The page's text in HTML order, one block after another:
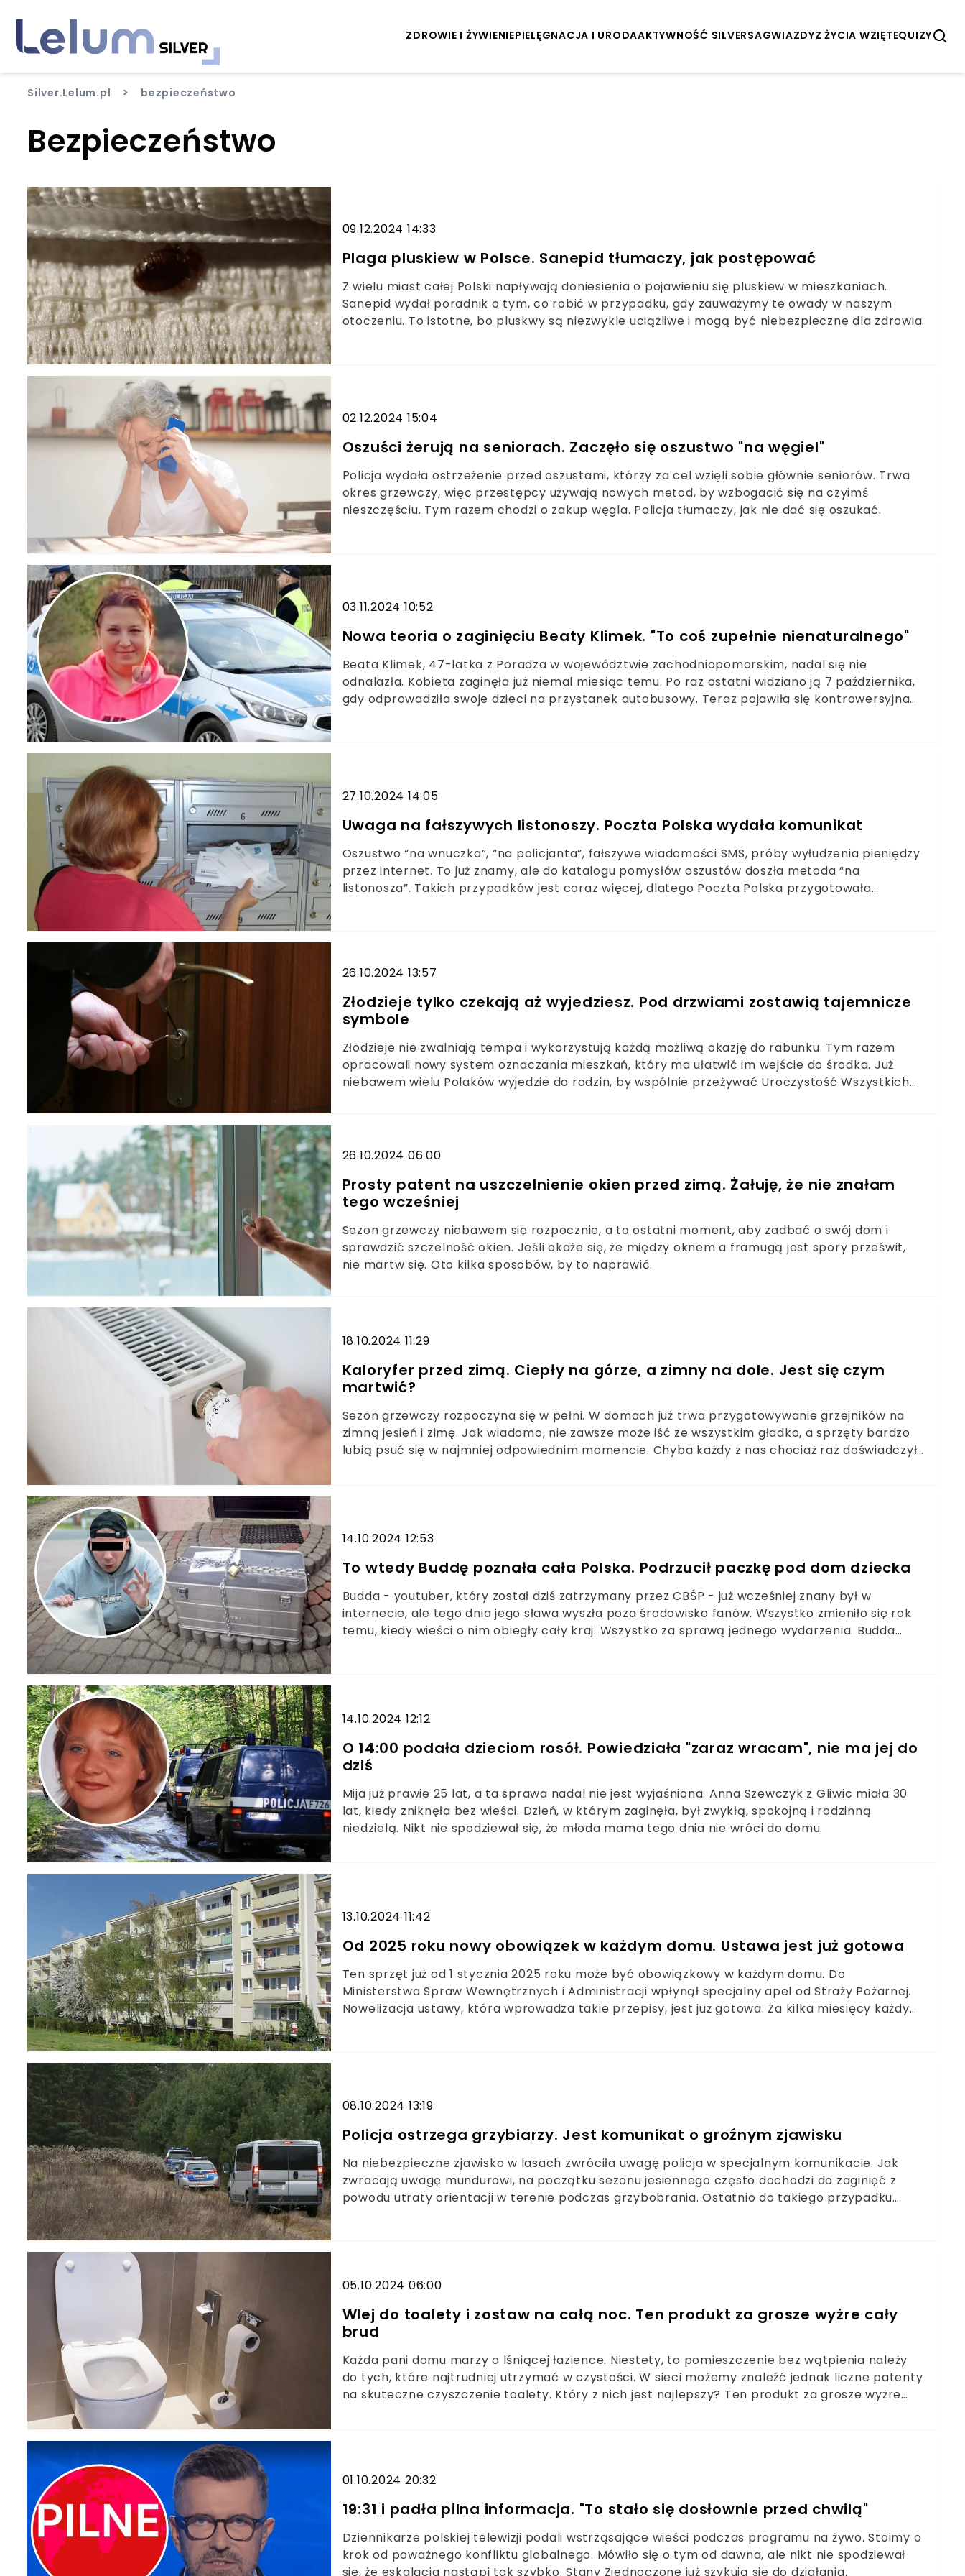
ZDROWIE I ŻYWIENIEPIELĘGNACJA I URODAAKTYWNOŚĆ SILVERSAGWIAZDYZ ŻYCIA WZIĘTEQUIZY
Silver.Lelum.pl > bezpieczeństwo
Bezpieczeństwo
09.12.2024 14:33
Plaga pluskiew w Polsce. Sanepid tłumaczy, jak postępować
Z wielu miast całej Polski napływają doniesienia o pojawieniu się pluskiew w mieszkaniach.
Sanepid wydał poradnik o tym, co robić w przypadku, gdy zauważymy te owady w naszym
otoczeniu. To istotne, bo pluskwy są niezwykle uciążliwe i mogą być niebezpieczne dla zdrowia.
02.12.2024 15:04
Oszuści żerują na seniorach. Zaczęło się oszustwo "na węgiel"
Policja wydała ostrzeżenie przed oszustami, którzy za cel wzięli sobie głównie seniorów. Trwa
okres grzewczy, więc przestępcy używają nowych metod, by wzbogacić się na czyimś
nieszczęściu. Tym razem chodzi o zakup węgla. Policja tłumaczy, jak nie dać się oszukać.
03.11.2024 10:52
Nowa teoria o zaginięciu Beaty Klimek. "To coś zupełnie nienaturalnego"
Beata Klimek, 47-latka z Poradza w województwie zachodniopomorskim, nadal się nie
odnalazła. Kobieta zaginęła już niemal miesiąc temu. Po raz ostatni widziano ją 7 października,
gdy odprowadziła swoje dzieci na przystanek autobusowy. Teraz pojawiła się kontrowersyjna
27.10.2024 14:05
Uwaga na fałszywych listonoszy. Poczta Polska wydała komunikat
Oszustwo “na wnuczka”, “na policjanta”, fałszywe wiadomości SMS, próby wyłudzenia pieniędzy
przez internet. To już znamy, ale do katalogu pomysłów oszustów doszła metoda “na
listonosza”. Takich przypadków jest coraz więcej, dlatego Poczta Polska przygotowała
26.10.2024 13:57
Złodzieje tylko czekają aż wyjedziesz. Pod drzwiami zostawią tajemnicze
symbole
Złodzieje nie zwalniają tempa i wykorzystują każdą możliwą okazję do rabunku. Tym razem
opracowali nowy system oznaczania mieszkań, który ma ułatwić im wejście do środka. Już
niebawem wielu Polaków wyjedzie do rodzin, by wspólnie przeżywać Uroczystość Wszystkich
26.10.2024 06:00
Prosty patent na uszczelnienie okien przed zimą. Żałuję, że nie znałam
tego wcześniej
Sezon grzewczy niebawem się rozpocznie, a to ostatni moment, aby zadbać o swój dom i
sprawdzić szczelność okien. Jeśli okaże się, że między oknem a framugą jest spory prześwit,
nie martw się. Oto kilka sposobów, by to naprawić.
18.10.2024 11:29
Kaloryfer przed zimą. Ciepły na górze, a zimny na dole. Jest się czym
martwić?
Sezon grzewczy rozpoczyna się w pełni. W domach już trwa przygotowywanie grzejników na
zimną jesień i zimę. Jak wiadomo, nie zawsze może iść ze wszystkim gładko, a sprzęty bardzo
lubią psuć się w najmniej odpowiednim momencie. Chyba każdy z nas chociaż raz doświadczył
14.10.2024 12:53
To wtedy Buddę poznała cała Polska. Podrzucił paczkę pod dom dziecka
Budda - youtuber, który został dziś zatrzymany przez CBŚP - już wcześniej znany był w
internecie, ale tego dnia jego sława wyszła poza środowisko fanów. Wszystko zmieniło się rok
temu, kiedy wieści o nim obiegły cały kraj. Wszystko za sprawą jednego wydarzenia. Budda
14.10.2024 12:12
O 14:00 podała dzieciom rosół. Powiedziała "zaraz wracam", nie ma jej do
dziś
Mija już prawie 25 lat, a ta sprawa nadal nie jest wyjaśniona. Anna Szewczyk z Gliwic miała 30
lat, kiedy zniknęła bez wieści. Dzień, w którym zaginęła, był zwykłą, spokojną i rodzinną
niedzielą. Nikt nie spodziewał się, że młoda mama tego dnia nie wróci do domu.
13.10.2024 11:42
Od 2025 roku nowy obowiązek w każdym domu. Ustawa jest już gotowa
Ten sprzęt już od 1 stycznia 2025 roku może być obowiązkowy w każdym domu. Do
Ministerstwa Spraw Wewnętrznych i Administracji wpłynął specjalny apel od Straży Pożarnej.
Nowelizacja ustawy, która wprowadza takie przepisy, jest już gotowa. Za kilka miesięcy każdy
08.10.2024 13:19
Policja ostrzega grzybiarzy. Jest komunikat o groźnym zjawisku
Na niebezpieczne zjawisko w lasach zwróciła uwagę policja w specjalnym komunikacie. Jak
zwracają uwagę mundurowi, na początku sezonu jesiennego często dochodzi do zaginięć z
powodu utraty orientacji w terenie podczas grzybobrania. Ostatnio do takiego przypadku
05.10.2024 06:00
Wlej do toalety i zostaw na całą noc. Ten produkt za grosze wyżre cały
brud
Każda pani domu marzy o lśniącej łazience. Niestety, to pomieszczenie bez wątpienia należy
do tych, które najtrudniej utrzymać w czystości. W sieci możemy znaleźć jednak liczne patenty
na skuteczne czyszczenie toalety. Który z nich jest najlepszy? Ten produkt za grosze wyżre
01.10.2024 20:32
19:31 i padła pilna informacja. "To stało się dosłownie przed chwilą"
Dziennikarze polskiej telewizji podali wstrząsające wieści podczas programu na żywo. Stoimy o
krok od poważnego konfliktu globalnego. Mówiło się o tym od dawna, ale nikt nie spodziewał
się, że eskalacja nastąpi tak szybko. Stany Zjednoczone już szykują się do działania.